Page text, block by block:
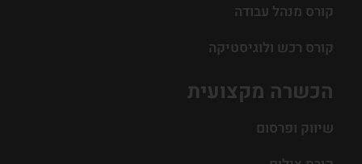
הכשרה מקצועית
שיווק ופרסום
קורס מנהל עבודה
קורס רכש ולוגיסטיקה